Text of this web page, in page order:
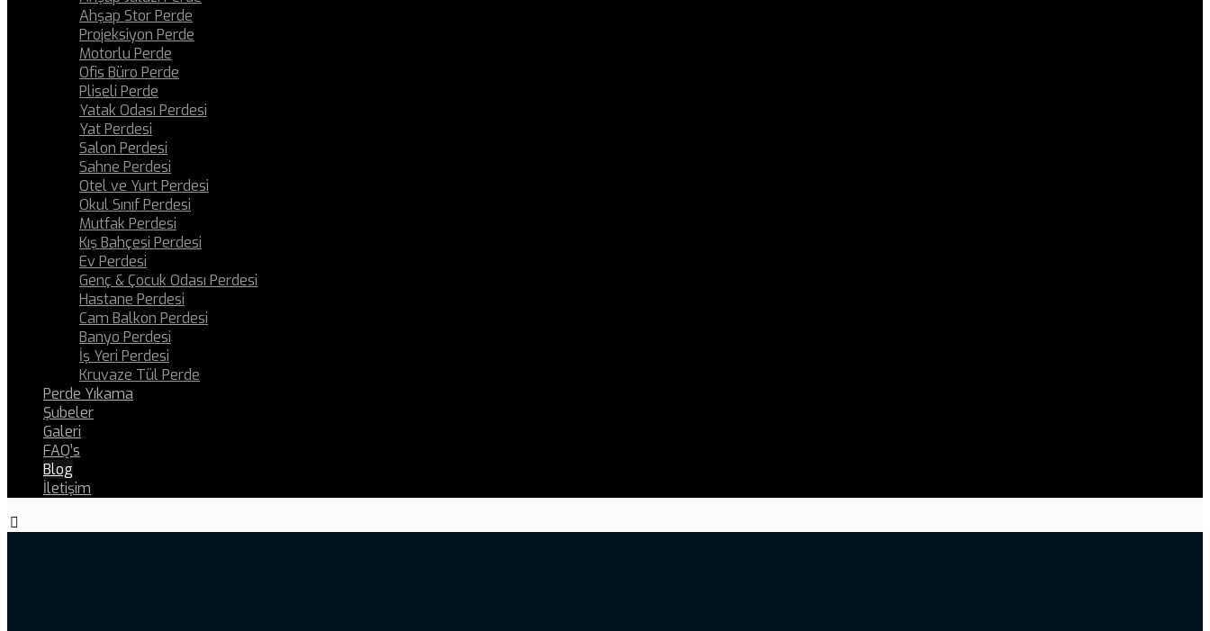
Ahşap Stor Perde
Projeksiyon Perde
Motorlu Perde
Ofis Büro Perde
Pliseli Perde
Yatak Odası Perdesi
Yat Perdesi
Salon Perdesi
Sahne Perdesi
Otel ve Yurt Perdesi
Okul Sınıf Perdesi
Mutfak Perdesi
Kış Bahçesi Perdesi
Ev Perdesi
Genç & Çocuk Odası Perdesi
Hastane Perdesi
Cam Balkon Perdesi
Banyo Perdesi
İş Yeri Perdesi
Kruvaze Tül Perde
Perde Yıkama
Şubeler
Galeri
FAQ’s
Blog
İletişim